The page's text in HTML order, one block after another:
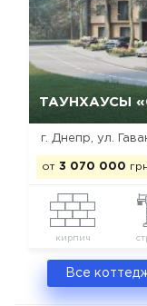
ТАУНХАУСЫ
г. Днепр, ул.
от 3 070 000 грн
кирпич
Все